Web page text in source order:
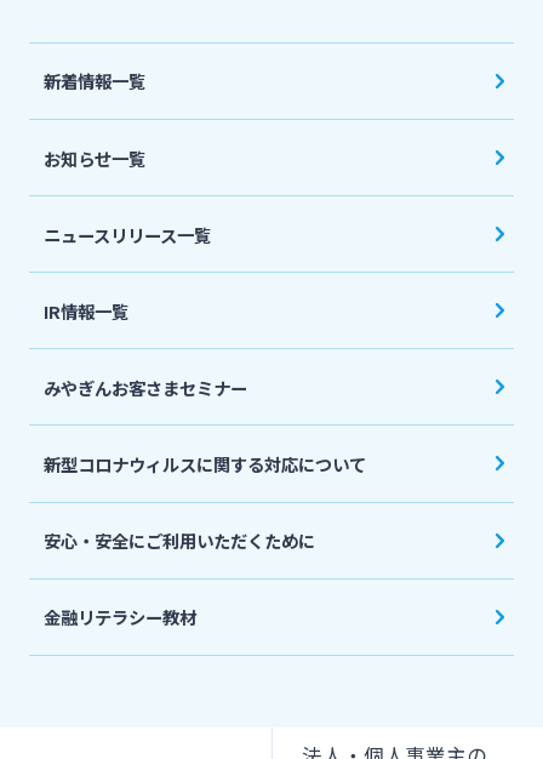
株主・投資家の皆さま
ニュースリリース一覧
採用情報
新着情報一覧
お知らせ一覧
ニュースリリース一覧
IR情報一覧
みやぎんお客さまセミナー
新型コロナウィルスに関する対応について
安心・安全にご利用いただくために
金融リテラシー教材